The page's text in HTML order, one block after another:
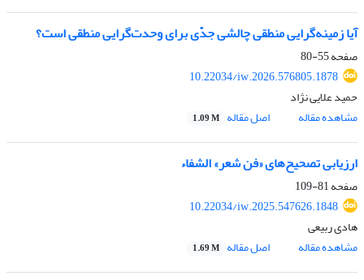
آیا زمینه‌گرایی منطقی چالشی جدّی برای وحدت‌گرایی منطقی است؟
صفحه55-80
10.22034/iw.2026.576805.1878
حمید علایی نژاد
مشاهده مقاله
اصل مقاله 1.09 M
ارزیابی تصحیح‌های «فن شعر» الشفاء
صفحه81-109
10.22034/iw.2025.547626.1848
هادی ربیعی
مشاهده مقاله
اصل مقاله 1.69 M